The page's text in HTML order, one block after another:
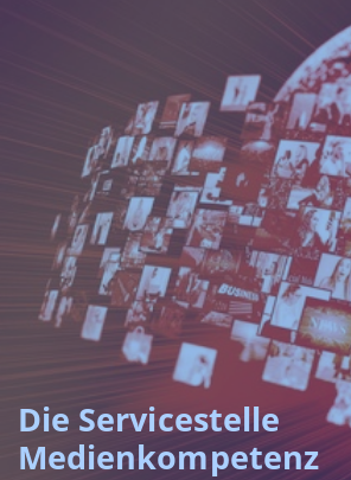
Die Servicestelle
Medienkompetenz